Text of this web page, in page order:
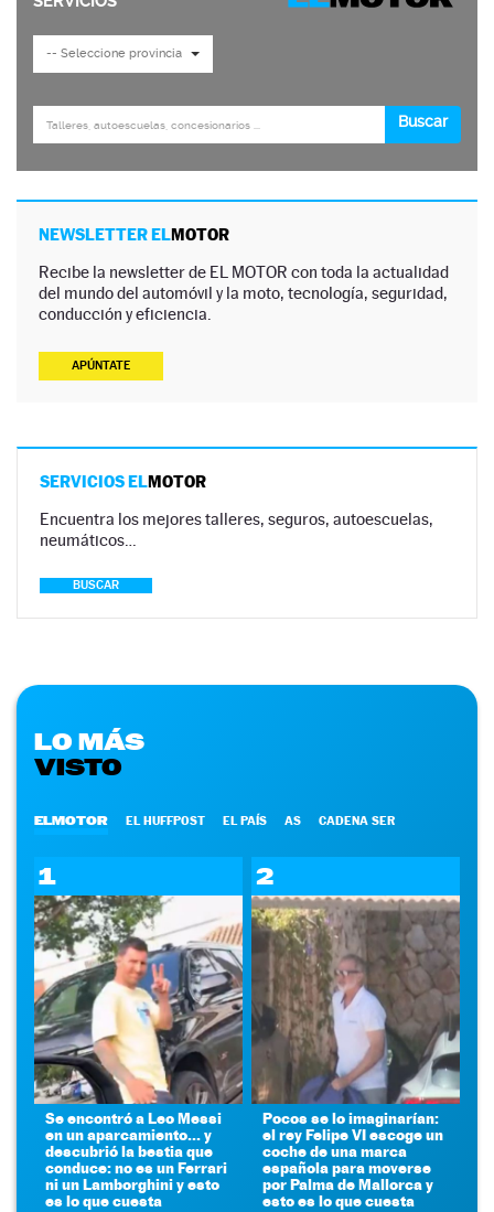
NEWSLETTER ELMOTOR
Recibe la newsletter de EL MOTOR con toda la actualidad
del mundo del automóvil y la moto, tecnología, seguridad,
conducción y eficiencia.
APÚNTATE
SERVICIOS ELMOTOR
Encuentra los mejores talleres, seguros, autoescuelas,
neumáticos…
BUSCAR
LO MÁS
VISTO
ELMOTOR EL HUFFPOST EL PAÍS AS CADENA SER
1
Se encontró a Leo Messi
en un aparcamiento... y
descubrió la bestia que
conduce: no es un Ferrari
ni un Lamborghini y esto
es lo que cuesta
2
Pocos se lo imaginarían:
el rey Felipe VI escoge un
coche de una marca
española para moverse
por Palma de Mallorca y
esto es lo que cuesta